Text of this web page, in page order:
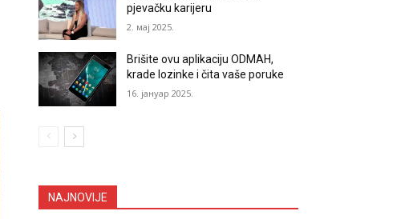
pjevačku karijeru
2. мај 2025.
Brišite ovu aplikaciju ODMAH,
krade lozinke i čita vaše poruke
16. јануар 2025.
NAJNOVIJE